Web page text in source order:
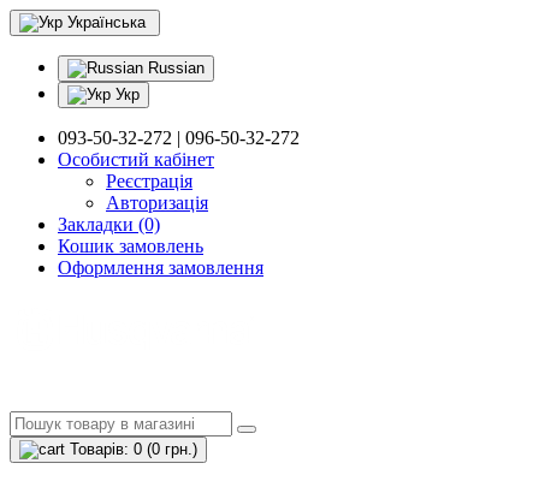
Українська
Russian
Укр
093-50-32-272 | 096-50-32-272
Особистий кабінет
Реєстрація
Авторизація
Закладки (0)
Кошик замовлень
Оформлення замовлення
Товарів: 0 (0 грн.)